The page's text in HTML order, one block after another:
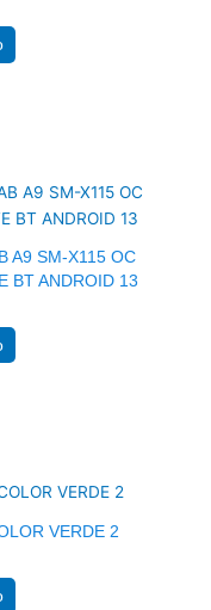
A9 SM-X115 OC
BT ANDROID 13
VERDE 2